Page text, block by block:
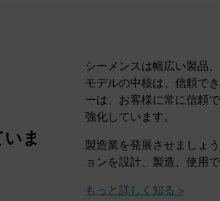
ま
シーメンスは幅広い製品
モデルの中核は、信頼で
ーは、お客様に常に信頼
強化しています。
製造業を発展させましょ
ョンを設計、製造、使用
もっと詳しく知る >